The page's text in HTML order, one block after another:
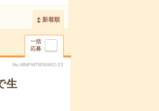
新着順
一括
応募
No.MNPWT856962-23
生